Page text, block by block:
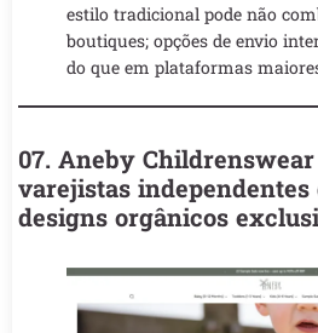
estilo tradicional pode não
boutiques; opções de envio
do que em plataformas
07. Aneby
varejistas independentes
designs orgânicos